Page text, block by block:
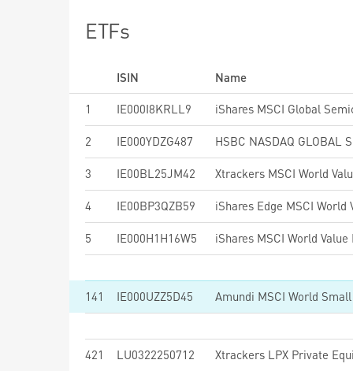
ETFs
ISIN
Name
1
IE000I8KRLL9
2 IE000YDZG487
3 IE00BL25JM42 Xtrackers MSCI World
4 IE00BP3QZB59
5 IE000H1H16W5
141 IE000UZZ5D45
421 LU0322250712 Xtrackers LPX Private